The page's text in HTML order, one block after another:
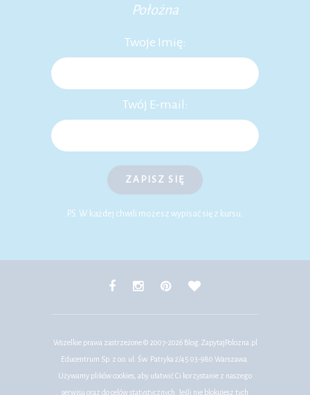
Położna
Twoje Imię:
Twój E-mail:
ZAPISZ SIĘ
P.S. W każdej chwili możesz wypisać się z kursu.
Wszelkie prawa zastrzeżone © 2007-2026 Blog.ZapytajPolozna.pl
Educentrum Sp. z o.o. ul. Św. Patryka 2/45 03-980 Warszawa.
Używamy plików cookies, aby ułatwić Ci korzystanie z naszego
serwisu oraz do celów statystycznych. Jeśli nie blokujesz tych